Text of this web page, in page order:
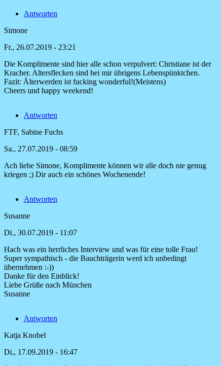
Tolles
und
von
Austmeyer
Antworten
Simone
Fr., 26.07.2019 - 23:21
Die Komplimente sind hier alle schon verpulvert: Christiane ist der
Kracher. Altersflecken sind bei mir übrigens Lebenspünktchen.
Fazit: Älterwerden ist fucking wonderful!(Meistens)
Cheers und happy weekend!
Antworten
FTF, Sabine Fuchs
Sa., 27.07.2019 - 08:59
Antwort
Komplimente
hier
Simone
Ach liebe Simone, Komplimente können wir alle doch nie genug
kriegen ;) Dir auch ein schönes Wochenende!
Antworten
Susanne
Di., 30.07.2019 - 11:07
Hach was ein herrliches Interview und was für eine tolle Frau!
Super sympathisch - die Bauchträgerin werd ich unbedingt
übernehmen :-))
Danke für den Einblick!
Liebe Grüße nach München
Susanne
Antworten
Katja Knobel
Di., 17.09.2019 - 16:47